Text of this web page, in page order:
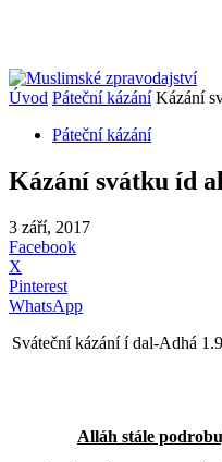
Úvod Páteční kázání Kázání
Páteční kázání
Kázání svátku íd
3 září, 2017
Facebook
X
Pinterest
WhatsApp
Sváteční kázání í dal-
Alláh stále